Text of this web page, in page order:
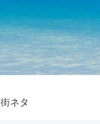
街ネタ